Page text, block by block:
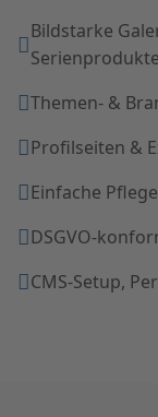
Bildstarke
Serienprodukte
Themen- &
Profilseiten &
Einfache
DSGVO-
CMS-Setup,